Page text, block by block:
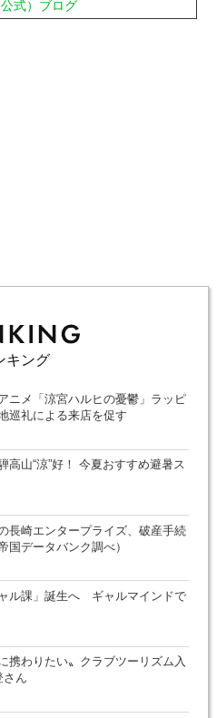
式）ブログ
キング
ニメ「涼宮ハルヒの憂鬱」ラッピ
巡礼による来店を促す
高山“涼”好！ 今夏おすすめ避暑ス
長崎エンタープライズ、破産手続
国データバンク調べ）
ル課」誕生へ ギャルマインドで
携わりたい〟クラブツーリズム入
ん